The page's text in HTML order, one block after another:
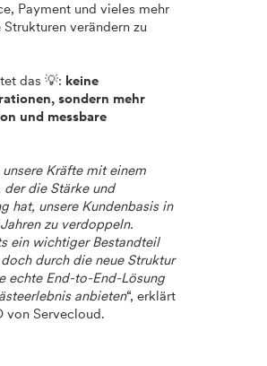
Payment und vieles mehr
verändern zu
das 💡: keine
sondern mehr
und messbare
unsere Kräfte mit einem
der die Stärke und
hat, unsere Kundenbasis in
zu verdoppeln.
ein wichtiger Bestandteil
durch die neue Struktur
echte End-to-End-Lösung
anbieten“, erklärt
von Servecloud.